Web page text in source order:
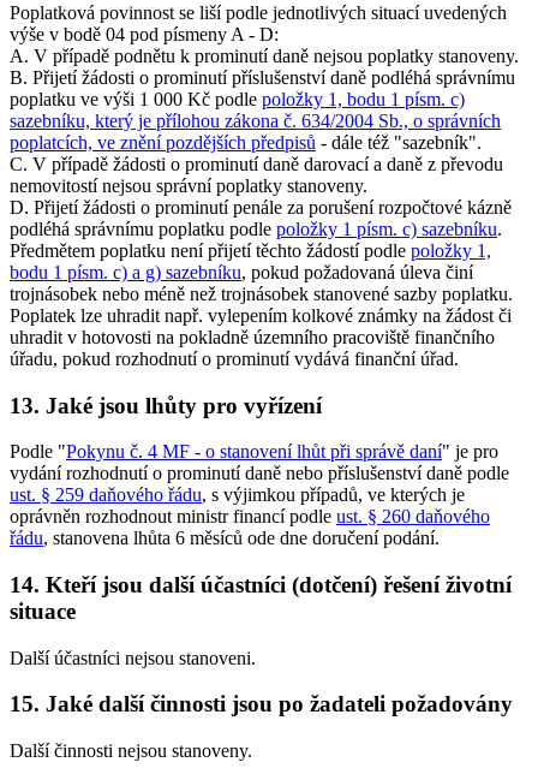
Poplatková povinnost se liší podle jednotlivých situací uvedených
výše v bodě 04 pod písmeny A - D:
A. V případě podnětu k prominutí daně nejsou poplatky stanoveny.
B. Přijetí žádosti o prominutí příslušenství daně podléhá správnímu
poplatku ve výši 1 000 Kč podle položky 1, bodu 1 písm. c)
sazebníku, který je přílohou zákona č. 634/2004 Sb., o správních
poplatcích, ve znění pozdějších předpisů - dále též "sazebník".
C. V případě žádosti o prominutí daně darovací a daně z převodu
nemovitostí nejsou správní poplatky stanoveny.
D. Přijetí žádosti o prominutí penále za porušení rozpočtové kázně
podléhá správnímu poplatku podle položky 1 písm. c) sazebníku.
Předmětem poplatku není přijetí těchto žádostí podle položky 1,
bodu 1 písm. c) a g) sazebníku, pokud požadovaná úleva činí
trojnásobek nebo méně než trojnásobek stanovené sazby poplatku.
Poplatek lze uhradit např. vylepením kolkové známky na žádost či
uhradit v hotovosti na pokladně územního pracoviště finančního
úřadu, pokud rozhodnutí o prominutí vydává finanční úřad.
13. Jaké jsou lhůty pro vyřízení
Podle "Pokynu č. 4 MF - o stanovení lhůt při správě daní" je pro
vydání rozhodnutí o prominutí daně nebo příslušenství daně podle
ust. § 259 daňového řádu, s výjimkou případů, ve kterých je
oprávněn rozhodnout ministr financí podle ust. § 260 daňového
řádu, stanovena lhůta 6 měsíců ode dne doručení podání.
14. Kteří jsou další účastníci (dotčení) řešení životní
situace
Další účastníci nejsou stanoveni.
15. Jaké další činnosti jsou po žadateli požadovány
Další činnosti nejsou stanoveny.